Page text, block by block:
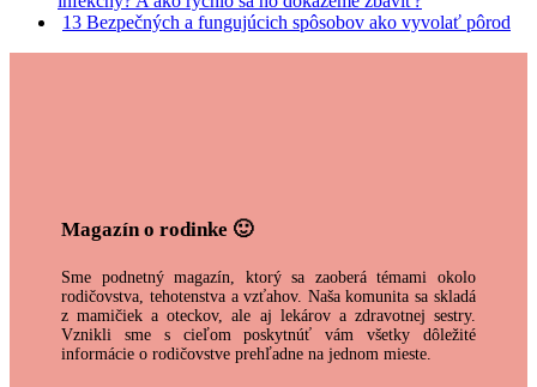
13 Bezpečných a fungujúcich spôsobov ako vyvolať pôrod
Magazín o rodinke 🙂
Sme podnetný magazín, ktorý sa zaoberá témami okolo
rodičovstva, tehotenstva a vzťahov. Naša komunita sa skladá
z mamičiek a oteckov, ale aj lekárov a zdravotnej sestry.
Vznikli sme s cieľom poskytnúť vám všetky dôležité
informácie o rodičovstve prehľadne na jednom mieste.